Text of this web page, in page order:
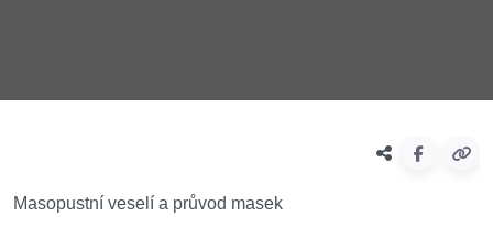
Masopustní veselí a průvod masek